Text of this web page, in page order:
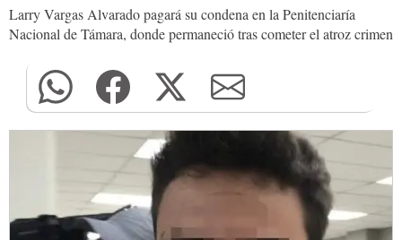
Larry Vargas Alvarado pagará su condena en la Penitenciaría
Nacional de Támara, donde permaneció tras cometer el atroz crimen